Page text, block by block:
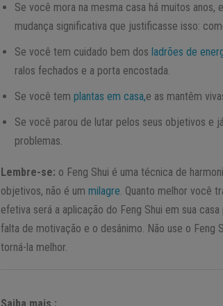
Se você mora na mesma casa há muitos
mudança significativa que justificasse isso:
Se você tem cuidado bem dos ladrões de
ralos fechados e a porta encostada.
Se você templantas em casa,e as mantêm
Se você parou de lutar pelos seus objetivos e
problemas.
Lembre-se: o Feng Shui é uma técnica de
objetivos, não é ummilagre. Quanto melhor você
efetiva será a aplicação do Feng Shui em sua
falta de motivação e o desânimo. Não use o
torná-la melhor.